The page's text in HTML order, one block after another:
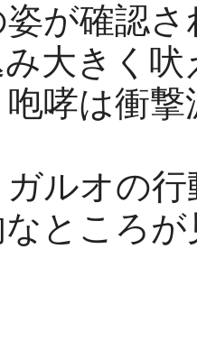
が確認さ
大きく吠
哮は衝
ルオの行
ところ